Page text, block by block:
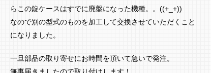
らこの錠ケースはすでに廃盤になった機種。。((+_+))
なので別の型式のものを加工して交換させていただくこと
になりました。
一旦部品の取り寄せにお時間を頂いて急いで発注。